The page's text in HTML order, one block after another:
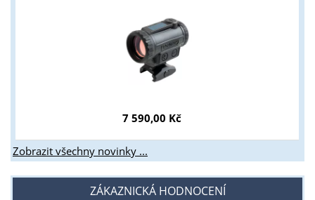
7 590,00 Kč
Zobrazit všechny novinky ...
ZÁKAZNICKÁ HODNOCENÍ